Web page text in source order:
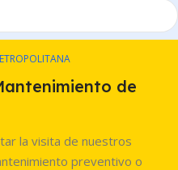
de
la visita de nuestros
preventivo o